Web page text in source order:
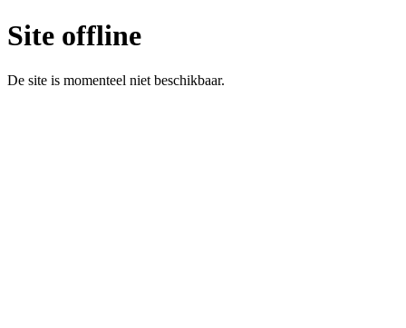
Site offline
De site is momenteel niet beschikbaar.